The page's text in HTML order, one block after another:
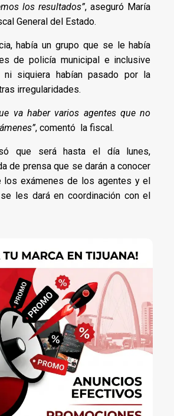
los resultados”, aseguró María
General del Estado.
había un grupo que se le había
de policía municipal e inclusive
ni siquiera habían pasado por la
irregularidades.
va haber varios agentes que no
, comentó la fiscal.
que será hasta el día lunes,
de prensa que se darán a conocer
los exámenes de los agentes y el
les dará en coordinación con el